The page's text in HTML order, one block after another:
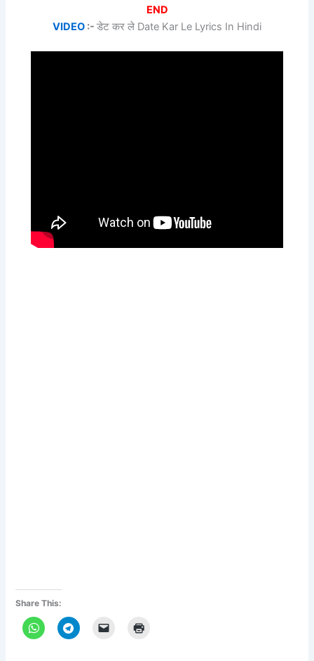
END
VIDEO :- डेट कर ले Date Kar Le Lyrics In Hindi
Share This: